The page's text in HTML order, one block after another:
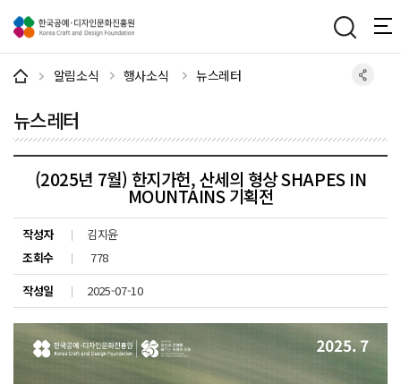
알림소식 행사소식 뉴스레터
뉴스레터
(2025년 7월) 한지가헌, 산세의 형상 SHAPES IN
MOUNTAINS 기획전
작성자
김지윤
조회수
778
작성일
2025-07-10